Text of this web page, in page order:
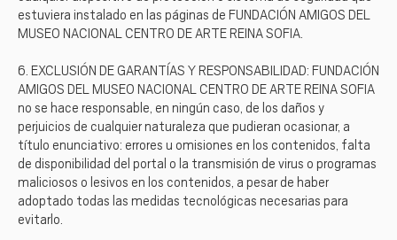
estuviera instalado en las páginas de FUNDACIÓN AMIGOS DEL
MUSEO NACIONAL CENTRO DE ARTE REINA SOFIA.
6. EXCLUSIÓN DE GARANTÍAS Y RESPONSABILIDAD: FUNDACIÓN
AMIGOS DEL MUSEO NACIONAL CENTRO DE ARTE REINA SOFIA
no se hace responsable, en ningún caso, de los daños y
perjuicios de cualquier naturaleza que pudieran ocasionar, a
título enunciativo: errores u omisiones en los contenidos, falta
de disponibilidad del portal o la transmisión de virus o programas
maliciosos o lesivos en los contenidos, a pesar de haber
adoptado todas las medidas tecnológicas necesarias para
evitarlo.